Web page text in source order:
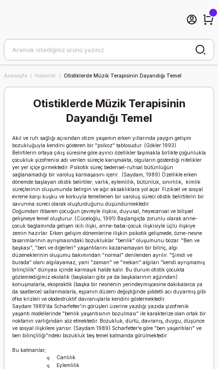
Anasayfa Haberler Otistiklerde Müzik Terapisinin Dayandığı Temel
Otistiklerde Müzik Terapisinin
Dayandığı Temel
Akıl ve ruh sağlığı açısından otizm yaşamın erken yıllarında yaygın gelişim
bozukluğuyla kendini gösteren bir "psikoz" tablosudur. (Gökler 1993)
Belirtilerin ortaya çıkış süresine göre ayırıcı özellikler taşımakla birlikte çoğunlukla
çocukluk şizofrenisi adı verilen süreçle karışmakta, olguların gösterdiği nitelikler
yer yer içiçe girmektedir. Psikotik süreç bedensel-ruhsal bütünlüğün
sağlanamadığı bir varoluş karmaşasını içerir. (Saydam, 1989) Özellikle erken
dönemde başlayan otistik belirtiler; varlık, eylemlilik, bütünlük, sınırlılık, kimlik
süreçlerinin oluşumunda belirgin ve ağır aksaklıklara yol açar. Fiziksel ve sosyal
evrene karşı kuşku ve korkuyla temellenen bir varoluş süreci otistik belirtilerin bir
savunma süreci olarak oluşturduğunu düşündürmektedir.
Doğumdan itibaren çocuğun çevreyle ilişkisi, duyusal, heyecansal ve bilişsel
gelişmeye temel oluşturur. (Cüceloğlu, 1991) Başlangıçta zorunlu olarak anne-
çocuk bağlamında gelişen ikili ilişki, anne-baba-çocuk ilişkisiyle üçlü ilişkiye
zemin hazırlar. Erken gelişim dönemlerine ilişkin psikotik gelişmede, özne-nesne
tasarımlarının ayrışmasındaki bozukluklar "benlik" oluşumunu bozar. "Ben ve
başkası", "ben ve diğerleri" yaşantılarını kazanamayan bir bilinç, algı
düzeneklerinin oluşumu bakımından "normal" denilenden ayrılır. "Şimdi ve
burada" olanı algılayamaz, yani "zaman" ve "mekan" algıları "kendi ayrışmamış
bilinçlilik" dünyası içinde karmaşık halde kalır. Bu durum otistik çocukta
gözlemlediğimiz ekolalik (başkaları gibi ya da başkalarının ağzından)
konuşmalarla, ekopraktik (başka bir nesnenin yerindeymişcesine dakikalarca ya
da saatlerce) sallanmalarla, eşyanın düzeni değiştiğinde şiddetli acı duyarmış gibi
öfke krizleri ve otodestrüktif davranışlarla kendini göstermektedir.
Saydam 1989'da Scharfetter'in görüşleri üzerine yazdığı yazıda şizofrenik
yaşantı modellerinde "benlik yaşantısının bozulması" ile karakterize olan ortak bir
noktanın varlığından söz etmektedir. Bozukluk; dürtü, davranış, duygu, düşünce
ve sosyal ilişkilere yansır. (Saydam 1989) Scharfetter'e göre "ben yaşantıları" ve
ben bilinçliliği"ndeki bozukluk beş temel katmanda görülmektedir.
Bu katmanlar;
q Canlılık
q Eylemlilik